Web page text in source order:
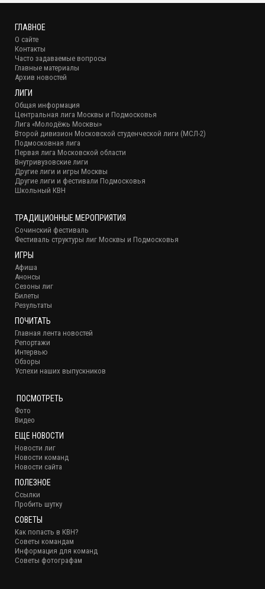
ГЛАВНОЕ
О сайте
Контакты
Часто задаваемые вопросы
Главные материалы
Архив новостей
ЛИГИ
Общая информация
Центральная лига Москвы и Подмосковья
Лига «Молодёжь Москвы»
Второй дивизион Московской студенческой лиги (МСЛ-2)
Подмосковная лига
Первая лига Московской области
Внутривузовские лиги
Другие лиги и игры Москвы
Другие лиги и фестивали Подмосковья
Школьный КВН
ТРАДИЦИОННЫЕ МЕРОПРИЯТИЯ
Сочинский фестиваль
Фестиваль структуры лиг Москвы и Подмосковья
ИГРЫ
Афиша
Анонсы
Сезоны лиг
Билеты
Результаты
ПОЧИТАТЬ
Главная лента новостей
Репортажи
Интервью
Обзоры
Успехи наших выпускников
ПОСМОТРЕТЬ
Фото
Видео
ЕЩЕ НОВОСТИ
Новости лиг
Новости команд
Новости сайта
ПОЛЕЗНОЕ
Ссылки
Пробить шутку
СОВЕТЫ
Как попасть в КВН?
Советы командам
Информация для команд
Советы фотографам